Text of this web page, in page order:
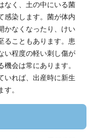
なく、土の中にいる菌
感染します。菌が体内
かなくなったり、けい
ることもあります。患
い程度の軽い刺し傷が
会は常にあります。
いれば、出産時に新生
。